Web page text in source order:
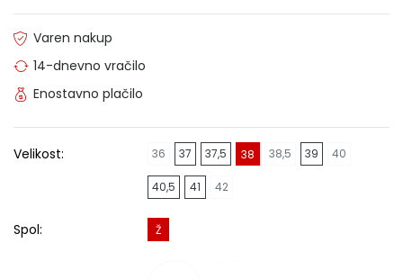
Varen nakup
14-dnevno vračilo
Enostavno plačilo
Velikost: 36 37 37,5 38 38,5 39 40
40,5 41 42
Spol: Ž